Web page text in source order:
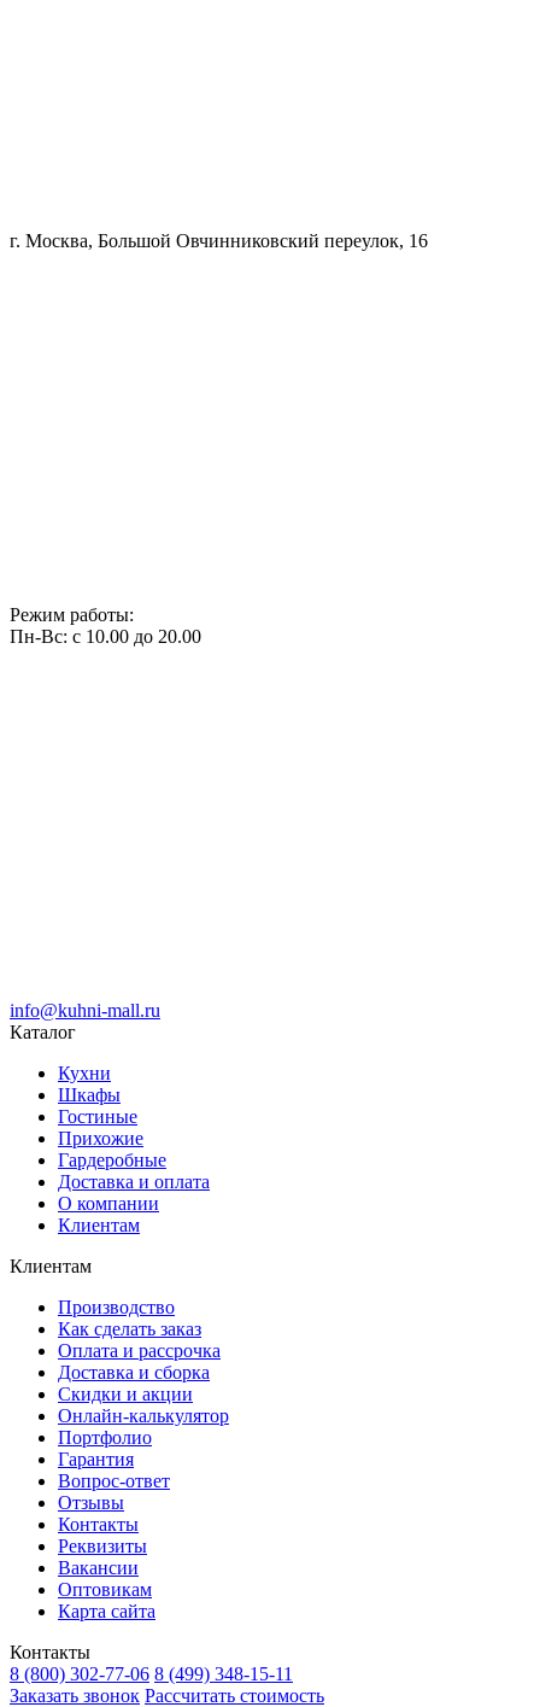
г. Москва, Большой Овчинниковский переулок, 16
Режим работы:
Пн-Вс: с 10.00 до 20.00
info@kuhni-mall.ru
Каталог
Кухни
Шкафы
Гостиные
Прихожие
Гардеробные
Доставка и оплата
О компании
Клиентам
Клиентам
Производство
Как сделать заказ
Оплата и рассрочка
Доставка и сборка
Скидки и акции
Онлайн-калькулятор
Портфолио
Гарантия
Вопрос-ответ
Отзывы
Контакты
Реквизиты
Вакансии
Оптовикам
Карта сайта
Контакты
8 (800) 302-77-06 8 (499) 348-15-11
Заказать звонок Рассчитать стоимость